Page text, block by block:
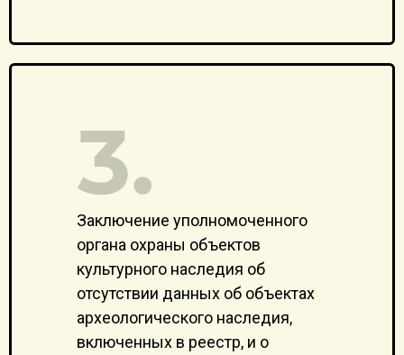
Заключение уполномоченного
органа охраны объектов
культурного наследия об
отсутствии данных об объектах
археологического наследия,
включенных в реестр, и о